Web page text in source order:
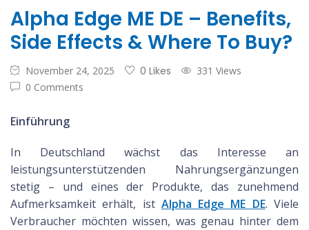
Alpha Edge ME DE – Benefits,
Side Effects & Where To Buy?
November 24, 2025 0 Likes
331 Views
0 Comments
Einführung
In Deutschland wächst das Interesse an
leistungsunterstützenden Nahrungsergänzungen
stetig – und eines der Produkte, das zunehmend
Aufmerksamkeit erhält, ist Alpha Edge ME DE. Viele
Verbraucher möchten wissen, was genau hinter dem